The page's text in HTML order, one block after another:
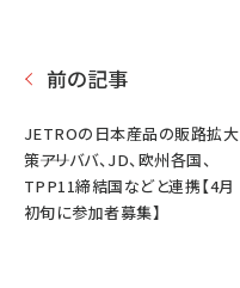
前の記事
JETROの日本産品の販路拡大
策――アリババ、JD、欧州各国、
TPP11締結国などと連携【4月
初旬に参加者募集】